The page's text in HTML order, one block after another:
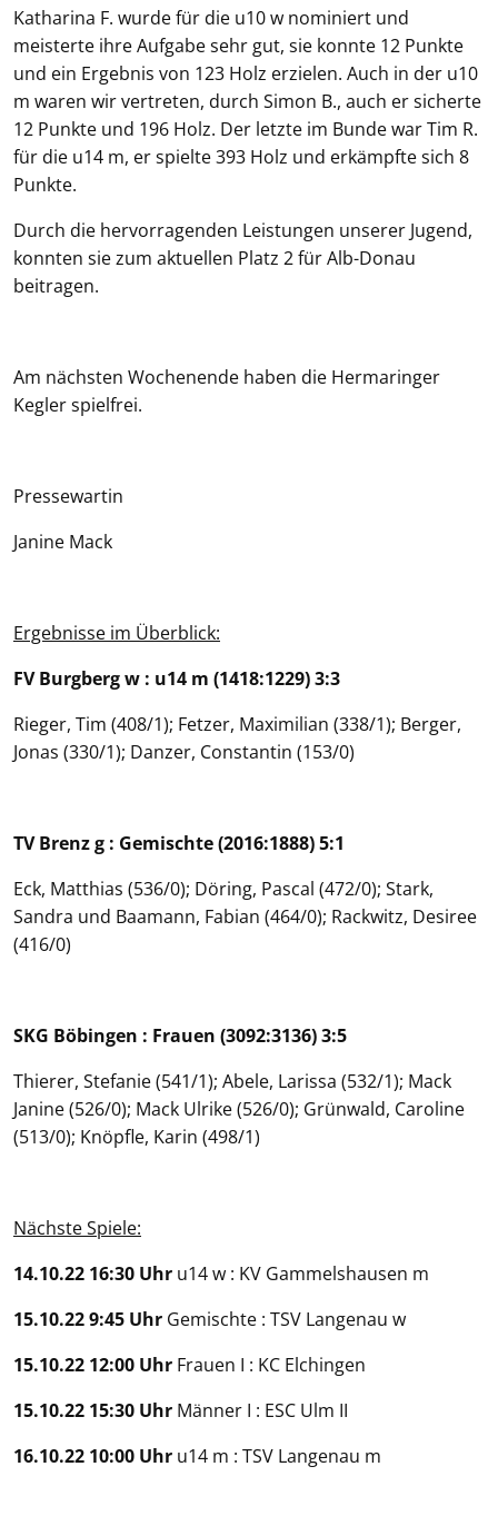
Katharina F. wurde für die u10 w nominiert und
meisterte ihre Aufgabe sehr gut, sie konnte 12 Punkte
und ein Ergebnis von 123 Holz erzielen. Auch in der u10
m waren wir vertreten, durch Simon B., auch er sicherte
12 Punkte und 196 Holz. Der letzte im Bunde war Tim R.
für die u14 m, er spielte 393 Holz und erkämpfte sich 8
Punkte.
Durch die hervorragenden Leistungen unserer Jugend,
konnten sie zum aktuellen Platz 2 für Alb-Donau
beitragen.
Am nächsten Wochenende haben die Hermaringer
Kegler spielfrei.
Pressewartin
Janine Mack
Ergebnisse im Überblick:
FV Burgberg w : u14 m (1418:1229) 3:3
Rieger, Tim (408/1); Fetzer, Maximilian (338/1); Berger,
Jonas (330/1); Danzer, Constantin (153/0)
TV Brenz g : Gemischte (2016:1888) 5:1
Eck, Matthias (536/0); Döring, Pascal (472/0); Stark,
Sandra und Baamann, Fabian (464/0); Rackwitz, Desiree
(416/0)
SKG Böbingen : Frauen (3092:3136) 3:5
Thierer, Stefanie (541/1); Abele, Larissa (532/1); Mack
Janine (526/0); Mack Ulrike (526/0); Grünwald, Caroline
(513/0); Knöpfle, Karin (498/1)
Nächste Spiele:
14.10.22 16:30 Uhr u14 w : KV Gammelshausen m
15.10.22 9:45 Uhr Gemischte : TSV Langenau w
15.10.22 12:00 Uhr Frauen I : KC Elchingen
15.10.22 15:30 Uhr Männer I : ESC Ulm II
16.10.22 10:00 Uhr u14 m : TSV Langenau m